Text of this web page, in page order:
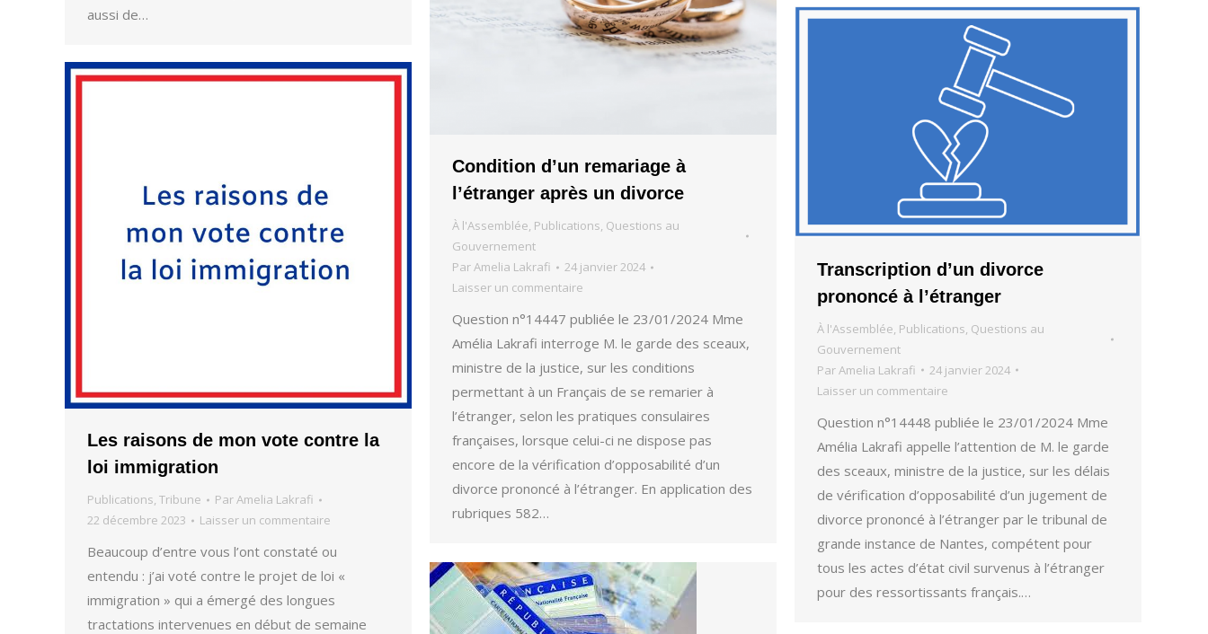
aussi de…
Condition d’un remariage à
l’étranger après un divorce
À l'Assemblée, Publications, Questions au
Gouvernement
ParAmelia Lakrafi
24 janvier 2024
Laisser un commentaire
Question n°14447 publiée le 23/01/2024 Mme
Amélia Lakrafi interroge M. le garde des sceaux,
ministre de la justice, sur les conditions
permettant à un Français de se remarier à
l’étranger, selon les pratiques consulaires
françaises, lorsque celui-ci ne dispose pas
encore de la vérification d’opposabilité d’un
divorce prononcé à l’étranger. En application des
rubriques 582…
Transcription d’un divorce
prononcé à l’étranger
À l'Assemblée, Publications, Questions au
Gouvernement
ParAmelia Lakrafi
24 janvier 2024
Laisser un commentaire
Question n°14448 publiée le 23/01/2024 Mme
Amélia Lakrafi appelle l’attention de M. le garde
des sceaux, ministre de la justice, sur les délais
de vérification d’opposabilité d’un jugement de
divorce prononcé à l’étranger par le tribunal de
grande instance de Nantes, compétent pour
tous les actes d’état civil survenus à l’étranger
pour des ressortissants français.…
Les raisons de mon vote contre la
loi immigration
Publications, Tribune ParAmelia Lakrafi
22 décembre 2023
Laisser un commentaire
Beaucoup d’entre vous l’ont constaté ou
entendu : j’ai voté contre le projet de loi «
immigration » qui a émergé des longues
tractations intervenues en début de semaine